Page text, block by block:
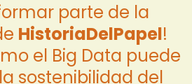
parte de la
HistoriaDelPapel!
el Big Data puede
sostenibilidad del